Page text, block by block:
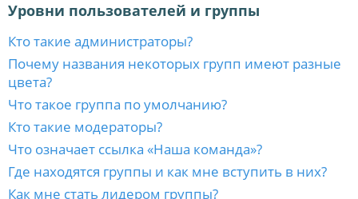
Уровни пользователей и группы
Кто такие администраторы?
Почему названия некоторых групп имеют разные
цвета?
Что такое группа по умолчанию?
Кто такие модераторы?
Что означает ссылка «Наша команда»?
Где находятся группы и как мне вступить в них?
Как мне стать лидером группы?